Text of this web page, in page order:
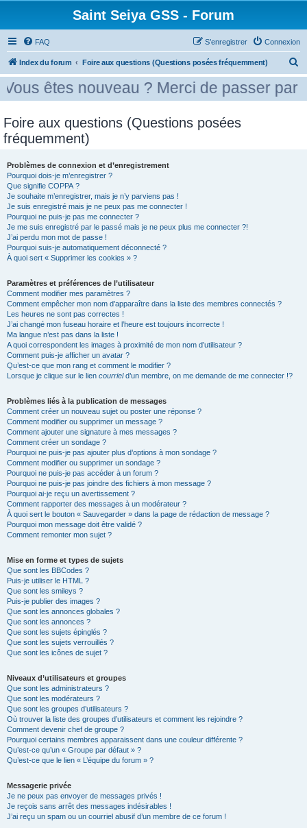
Saint Seiya GSS - Forum
FAQ Connexion
S’enregistrer
Index du forum Foire aux questions (Questions posées fréquemment)
e
nouveau ? Merci de passer par la case
Foire aux questions (Questions posées
fréquemment)
Problèmes de connexion et d’enregistrement
Pourquoi dois-je m’enregistrer ?
Que signifie COPPA ?
Je souhaite m’enregistrer, mais je n’y parviens pas !
Je suis enregistré mais je ne peux pas me connecter !
Pourquoi ne puis-je pas me connecter ?
Je me suis enregistré par le passé mais je ne peux plus me connecter ?!
J’ai perdu mon mot de passe !
Pourquoi suis-je automatiquement déconnecté ?
À quoi sert « Supprimer les cookies » ?
Paramètres et préférences de l’utilisateur
Comment modifier mes paramètres ?
Comment empêcher mon nom d’apparaître dans la liste des membres connectés ?
Les heures ne sont pas correctes !
J’ai changé mon fuseau horaire et l’heure est toujours incorrecte !
Ma langue n’est pas dans la liste !
A quoi correspondent les images à proximité de mon nom d’utilisateur ?
Comment puis-je afficher un avatar ?
Qu’est-ce que mon rang et comment le modifier ?
Lorsque je clique sur le lien courrield’un membre, on me demande de me connecter !?
Problèmes liés à la publication de messages
Comment créer un nouveau sujet ou poster une réponse ?
Comment modifier ou supprimer un message ?
Comment ajouter une signature à mes messages ?
Comment créer un sondage ?
Pourquoi ne puis-je pas ajouter plus d’options à mon sondage ?
Comment modifier ou supprimer un sondage ?
Pourquoi ne puis-je pas accéder à un forum ?
Pourquoi ne puis-je pas joindre des fichiers à mon message ?
Pourquoi ai-je reçu un avertissement ?
Comment rapporter des messages à un modérateur ?
À quoi sert le bouton « Sauvegarder » dans la page de rédaction de message ?
Pourquoi mon message doit être validé ?
Comment remonter mon sujet ?
Mise en forme et types de sujets
Que sont les BBCodes ?
Puis-je utiliser le HTML ?
Que sont les smileys ?
Puis-je publier des images ?
Que sont les annonces globales ?
Que sont les annonces ?
Que sont les sujets épinglés ?
Que sont les sujets verrouillés ?
Que sont les icônes de sujet ?
Niveaux d’utilisateurs et groupes
Que sont les administrateurs ?
Que sont les modérateurs ?
Que sont les groupes d’utilisateurs ?
Où trouver la liste des groupes d’utilisateurs et comment les rejoindre ?
Comment devenir chef de groupe ?
Pourquoi certains membres apparaissent dans une couleur différente ?
Qu’est-ce qu’un « Groupe par défaut » ?
Qu’est-ce que le lien « L’équipe du forum » ?
Messagerie privée
Je ne peux pas envoyer de messages privés !
Je reçois sans arrêt des messages indésirables !
J’ai reçu un spam ou un courriel abusif d’un membre de ce forum !